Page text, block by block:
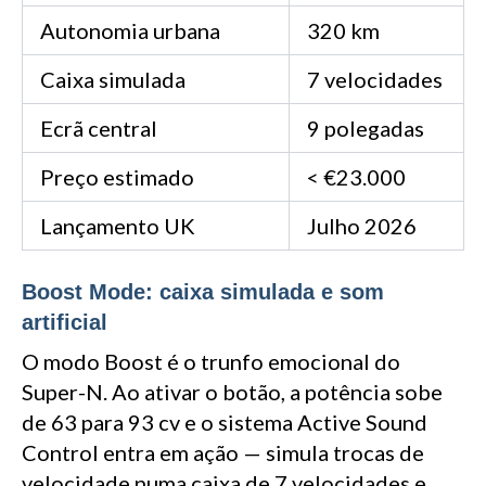
Autonomia urbana
320 km
Caixa simulada
7 velocidades
Ecrã central
9 polegadas
Preço estimado
< €23.000
Lançamento UK
Julho 2026
Boost Mode: caixa simulada e som
artificial
O modo Boost é o trunfo emocional do
Super-N. Ao ativar o botão, a potência sobe
de 63 para 93 cv e o sistema Active Sound
Control entra em ação — simula trocas de